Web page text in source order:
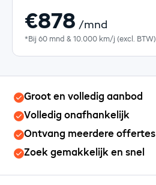
€878 /mnd
*Bij 60 mnd & 10.000 km/j (excl. BTW)
Groot en volledig aanbod
Volledig onafhankelijk
Ontvang meerdere offertes
Zoek gemakkelijk en snel